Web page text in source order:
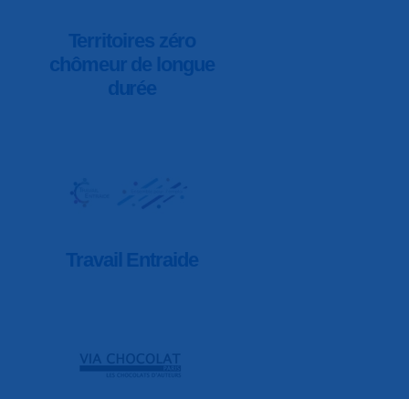
Territoires zéro
chômeur de longue
durée
Travail Entraide